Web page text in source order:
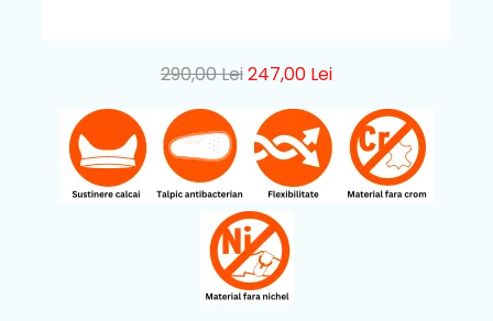
290,00 Lei247,00 Lei